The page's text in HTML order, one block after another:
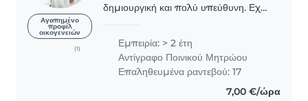
Αγαπημένο
προφίλ
οικογενειών
(1)
δημιουργική και πολύ υπεύθυνη. Εχω
καθώς έχω εργαστεί σε παιδική
κατασκήνωση..
Εμπειρία: > 2 έτη
Αντίγραφο Ποινικού Μητρώου
Επαληθευμένα ραντεβού: 17
7,00 €/ώρα